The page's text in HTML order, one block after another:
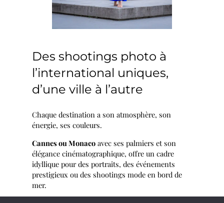
Des shootings photo à
l’international uniques,
d’une ville à l’autre
Chaque destination a son atmosphère, son
énergie, ses couleurs.
Cannes ou Monaco avec ses palmiers et son
élégance cinématographique, offre un cadre
idyllique pour des portraits, des événements
prestigieux ou des shootings mode en bord de
mer.